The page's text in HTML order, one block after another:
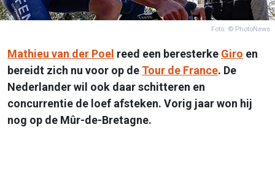
Foto: © PhotoNews
Mathieu van der Poel reed een beresterke Giro en
bereidt zich nu voor op de Tour de France. De
Nederlander wil ook daar schitteren en
concurrentie de loef afsteken. Vorig jaar won hij
nog op de Mûr-de-Bretagne.